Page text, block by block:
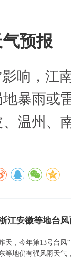
预报
响，江
暴雨或
温州、
江安徽等地台
天，今年第13号台风
等地仍有强风雨天气